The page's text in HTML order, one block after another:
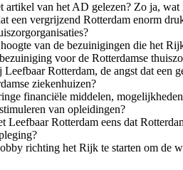
artikel van het AD gelezen? Zo ja, wat
een vergrijzend Rotterdam enorm
van de bezuinigingen die het
voor de Rotterdamse
Leefbaar Rotterdam, de angst dat een
ziekenhuizen?
financiële middelen,
van opleidingen?
Leefbaar Rotterdam eens dat
richting het Rijk te starten om de